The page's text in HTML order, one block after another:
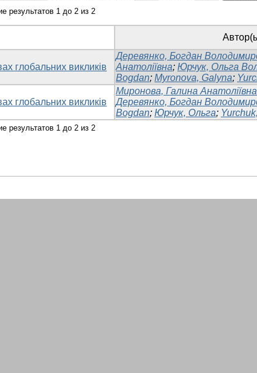
результатов 1 до 2 из 2
глобальних викликів
Деревянко, Богдан
Анатоліївна; Юрчук, Ольга
Bogdan; Myronova, Galyna;
глобальних викликів
Миронова, Галина Анатоліївна
Деревянко, Богдан
Bogdan; Юрчук, Ольга;
результатов 1 до 2 из 2